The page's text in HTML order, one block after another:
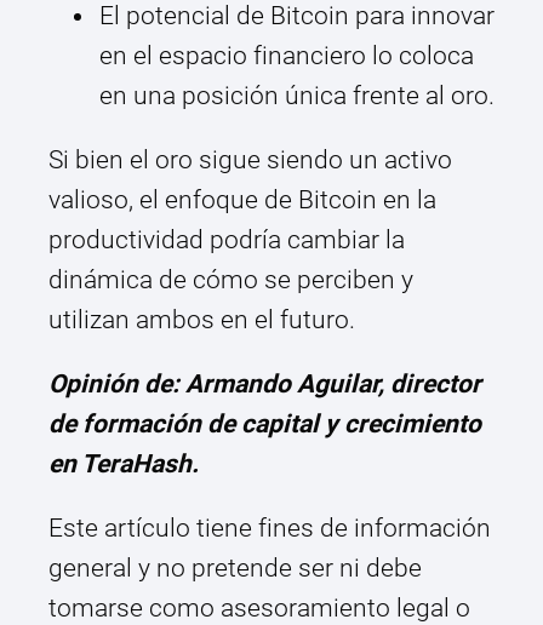
El potencial de Bitcoin para innovar
en el espacio financiero lo coloca
en una posición única frente al oro.
Si bien el oro sigue siendo un activo
valioso, el enfoque de Bitcoin en la
productividad podría cambiar la
dinámica de cómo se perciben y
utilizan ambos en el futuro.
Opinión de: Armando Aguilar, director
de formación de capital y crecimiento
en TeraHash.
Este artículo tiene fines de información
general y no pretende ser ni debe
tomarse como asesoramiento legal o